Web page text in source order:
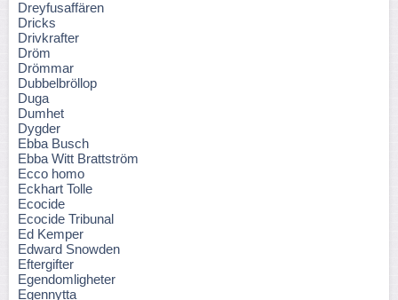
Dreyfusaffären
Dricks
Drivkrafter
Dröm
Drömmar
Dubbelbröllop
Duga
Dumhet
Dygder
Ebba Busch
Ebba Witt Brattström
Ecco homo
Eckhart Tolle
Ecocide
Ecocide Tribunal
Ed Kemper
Edward Snowden
Eftergifter
Egendomligheter
Egennytta